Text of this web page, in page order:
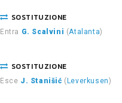
SOSTITUZIONE
Entra G. Scalvini (Atalanta)
SOSTITUZIONE
Esce J. Stanišić ( Leverkusen)